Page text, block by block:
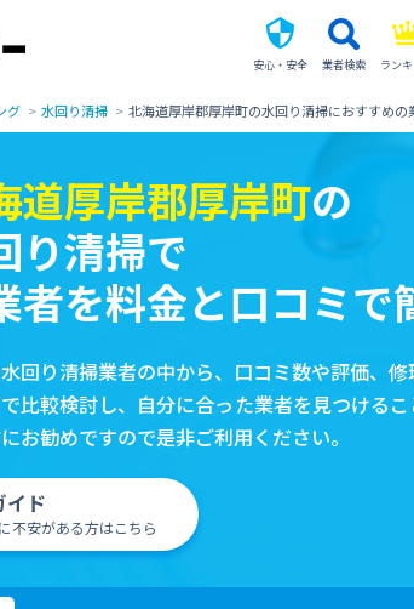
安心・安全 業者検索 ラン
グ 水回り清掃 北海道厚岸郡厚岸町の水回り清掃におすすめ
道厚岸郡厚岸町の
り清掃で
者を料金と口コミで
回り清掃業者の中から、口コミ数や評価、
比較検討し、自分に合った業者を見つける
お勧めですので是非ご利用ください。
イド
不安がある方はこちら